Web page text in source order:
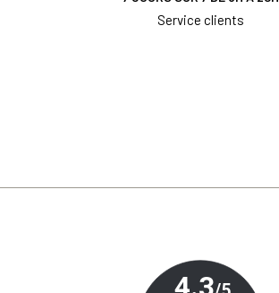
Service clients